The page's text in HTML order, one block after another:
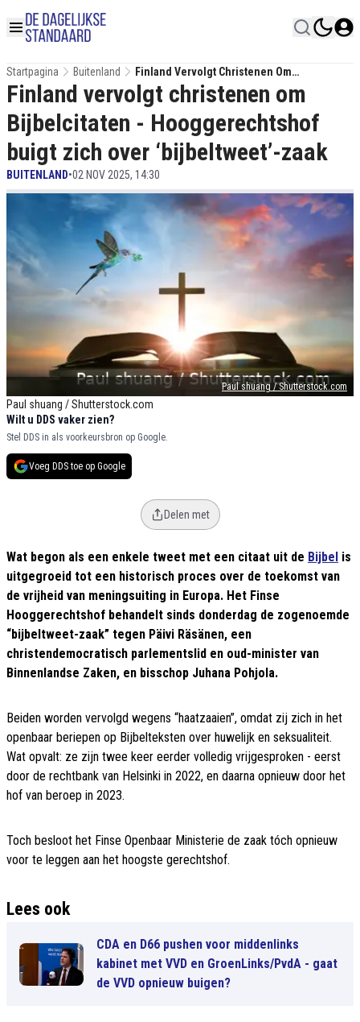
Startpagina Buitenland
Finland Vervolgt Christenen Om
Bijbelcitaten - Hooggerechtshof Buigt Zich
Over ‘bijbeltweet’-Zaak
Paul shuang / Shutterstock.com
Paul shuang / Shutterstock.com
Finland vervolgt christenen om
Bijbelcitaten - Hooggerechtshof
buigt zich over ‘bijbeltweet’-zaak
BUITENLAND•02 NOV 2025, 14:30
Wilt u DDS vaker zien?
Stel DDS in als voorkeursbron op Google.
Voeg DDS toe op Google
Delen met
Wat begon als een enkele tweet met een citaat uit de Bijbel is
uitgegroeid tot een historisch proces over de toekomst van
de vrijheid van meningsuiting in Europa. Het Finse
Hooggerechtshof behandelt sinds donderdag de zogenoemde
“bijbeltweet-zaak” tegen Päivi Räsänen, een
christendemocratisch parlementslid en oud-minister van
Binnenlandse Zaken, en bisschop Juhana Pohjola.
Beiden worden vervolgd wegens “haatzaaien”, omdat zij zich in het
openbaar beriepen op Bijbelteksten over huwelijk en seksualiteit.
Wat opvalt: ze zijn twee keer eerder volledig vrijgesproken - eerst
door de rechtbank van Helsinki in 2022, en daarna opnieuw door het
hof van beroep in 2023.
Toch besloot het Finse Openbaar Ministerie de zaak tóch opnieuw
voor te leggen aan het hoogste gerechtshof.
Lees ook
CDA en D66 pushen voor middenlinks
kabinet met VVD en GroenLinks/PvdA - gaat
de VVD opnieuw buigen?